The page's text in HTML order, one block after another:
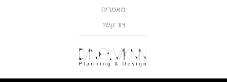
מאמרים
צור קשר